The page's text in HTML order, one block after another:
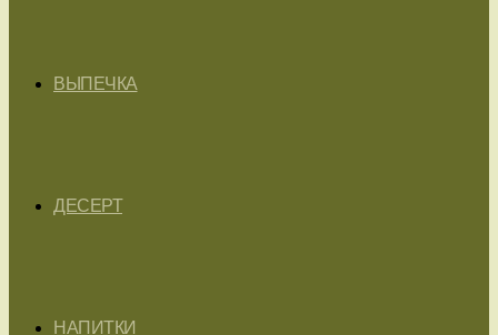
ВЫПЕЧКА
ДЕСЕРТ
НАПИТКИ